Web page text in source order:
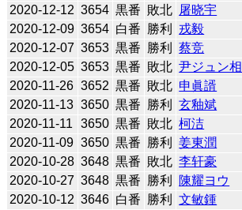
2020-12-12 3654 黒番 敗北 屠晓宇
2020-12-09 3654 白番 勝利 戎毅
2020-12-07 3653 黒番 勝利 蔡竞
2020-12-05 3653 黒番 敗北 尹ジュン相
2020-11-26 3652 黒番 敗北 申眞諝
2020-11-13 3650 黒番 勝利 玄釉斌
2020-11-11
3650 黒番 敗北 柯洁
2020-11-09 3650 黒番 勝利 姜東潤
2020-10-28 3648 黒番 敗北 李轩豪
2020-10-27 3648 黒番 勝利 陳耀ヨウ
2020-10-12 3646 白番 勝利 文敏鍾